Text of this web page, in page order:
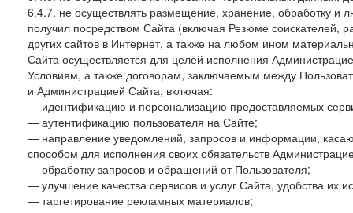
6.4.7. не осуществлять размещение, хранение, обработку и
получил посредством Сайта (включая Резюме
других сайтов в Интернет, а также на любом ином
Сайта осуществляется для целей исполнения
Условиям, а также договорам, заключаемым между
и Администрацией Сайта, включая:
— идентификацию и персонализацию предоставляемых
— аутентификацию пользователя на Сайте;
— направление уведомлений, запросов и информации,
способом для исполнения своих обязательств
— обработку запросов и обращений от Пользователя;
— улучшение качества сервисов и услуг Сайта, удобства их
— таргетирование рекламных материалов;